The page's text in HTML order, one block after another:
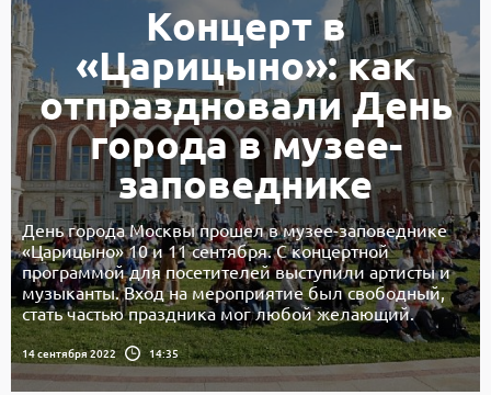
Концерт в
«Царицыно»: как
отпраздновали День
города в музее-
заповеднике
День города Москвы прошел в музее-заповеднике
«Царицыно» 10 и 11 сентября. С концертной
программой для посетителей выступили артисты и
музыканты. Вход на мероприятие был свободный,
стать частью праздника мог любой желающий.
14 сентября 2022 14:35